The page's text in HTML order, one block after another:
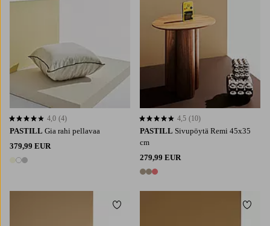
PASTILL Gia rahi pellavaa
379,99 EUR
3 värejä
4,0 perustuen 4 arvosanaan
4,0 (4)
PASTILL Sivupöytä Remi 45x35
cm
279,99 EUR
3 värejä
4,5 perustuen 10 arvosanaan
4,5 (10)
Lisää suosikkeihin Lisää